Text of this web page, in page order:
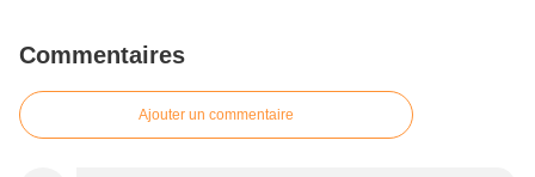
Commentaires
Ajouter un commentaire